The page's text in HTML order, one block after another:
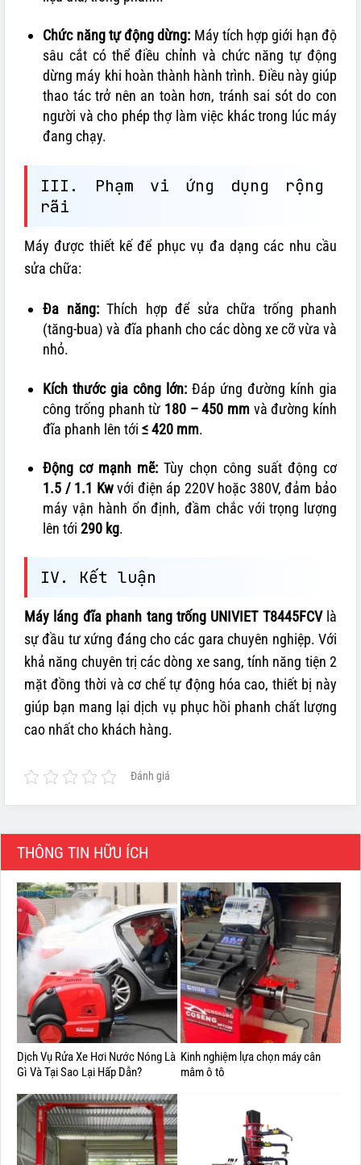
Chức năng tự động dừng: Máy tích hợp giới hạn độ
sâu cắt có thể điều chỉnh và chức năng tự động
dừng máy khi hoàn thành hành trình. Điều này giúp
thao tác trở nên an toàn hơn, tránh sai sót do con
người và cho phép thợ làm việc khác trong lúc máy
đang chạy.
III. Phạm vi ứng dụng rộng
rãi
Máy được thiết kế để phục vụ đa dạng các nhu cầu
sửa chữa:
Đa năng:Thích hợp để sửa chữa trống phanh
(tăng-bua) và đĩa phanh cho các dòng xe cỡ vừa và
nhỏ.
Kích thước gia công lớn: Đáp ứng đường kính gia
công trống phanh từ 180 – 450 mm và đường kính
đĩa phanh lên tới≤ 420 mm.
Động cơ mạnh mẽ: Tùy chọn công suất động cơ
1.5 / 1.1 Kwvới điện áp 220V hoặc 380V, đảm bảo
máy vận hành ổn định, đầm chắc với trọng lượng
lên tới290 kg.
IV. Kết luận
Máy láng đĩa phanh tang trống UNIVIET T8445FCVlà
sự đầu tư xứng đáng cho các gara chuyên nghiệp. Với
khả năng chuyên trị các dòng xe sang, tính năng tiện 2
mặt đồng thời và cơ chế tự động hóa cao, thiết bị này
giúp bạn mang lại dịch vụ phục hồi phanh chất lượng
cao nhất cho khách hàng.
Đánh giá
THÔNG TIN HỮU ÍCH
Dịch Vụ Rửa Xe Hơi Nước Nóng Là
Gì Và Tại Sao Lại Hấp Dẫn?
Kinh nghiệm lựa chọn máy cân
mâm ô tô